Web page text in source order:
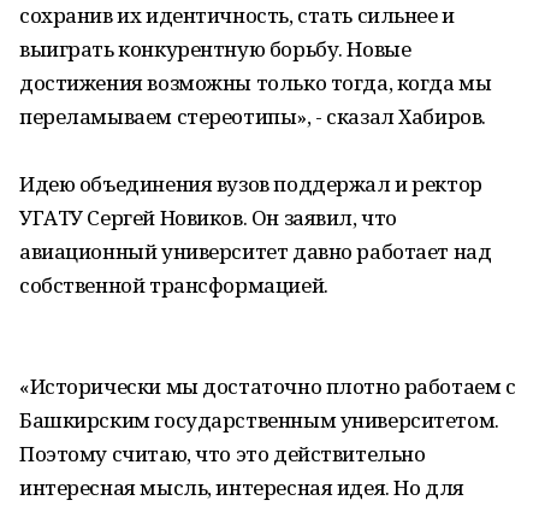
сохранив их идентичность, стать сильнее и
выиграть конкурентную борьбу. Новые
достижения возможны только тогда, когда мы
переламываем стереотипы», - сказал Хабиров.
Идею объединения вузов поддержал и ректор
УГАТУ Сергей Новиков. Он заявил, что
авиационный университет давно работает над
собственной трансформацией.
«Исторически мы достаточно плотно работаем с
Башкирским государственным университетом.
Поэтому считаю, что это действительно
интересная мысль, интересная идея. Но для